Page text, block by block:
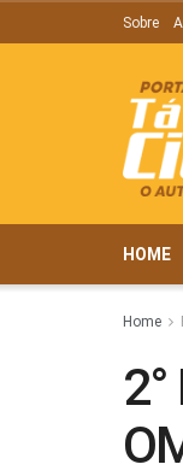
Sobre
HOME
Home